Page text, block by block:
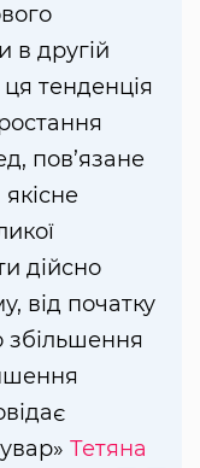
в другій
ця тенденція
пов’язане
дійсно
від початку
збільшення
Тетяна